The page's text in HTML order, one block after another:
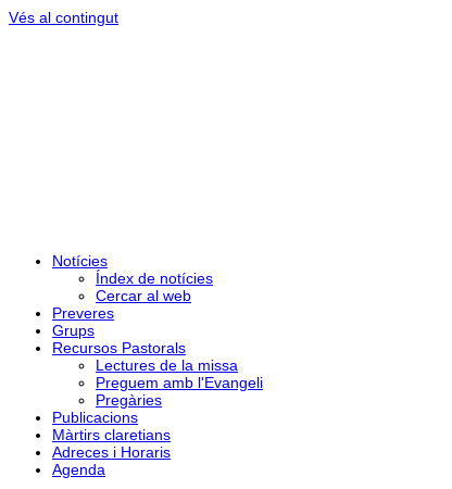
Vés al contingut
Notícies
Índex de notícies
Cercar al web
Preveres
Grups
Recursos Pastorals
Lectures de la missa
Preguem amb l'Evangeli
Pregàries
Publicacions
Màrtirs claretians
Adreces i Horaris
Agenda